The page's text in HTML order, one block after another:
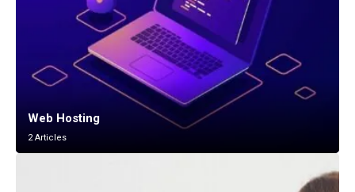
Web Hosting
2 Articles